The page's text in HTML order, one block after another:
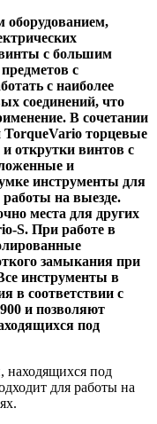
винты с большим
с
с наиболее
соединений, что
В сочетании
TorqueVario торцевые
открутки винтов с
и
инструменты для
работы на выезде.
места для других
S. При работе в
замыкания при
инструменты в
в соответствии с
и позволяют
под
находящихся под
для работы на